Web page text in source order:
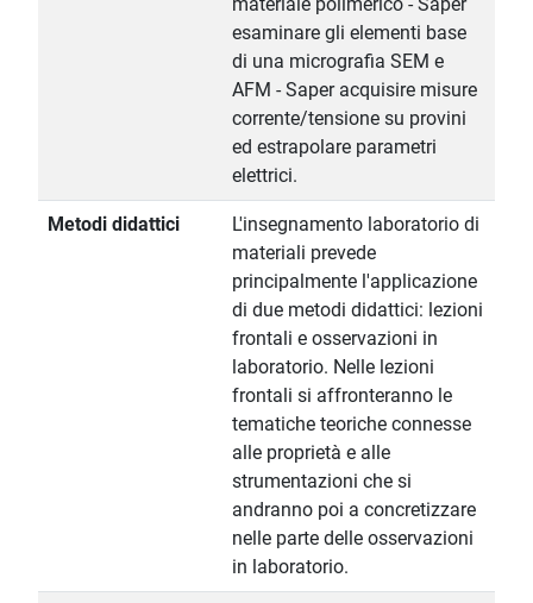
materiale polimerico - Saper
esaminare gli elementi base
di una micrografia SEM e
AFM - Saper acquisire misure
corrente/tensione su provini
ed estrapolare parametri
elettrici.
Metodi didattici
L'insegnamento laboratorio di
materiali prevede
principalmente l'applicazione
di due metodi didattici: lezioni
frontali e osservazioni in
laboratorio. Nelle lezioni
frontali si affronteranno le
tematiche teoriche connesse
alle proprietà e alle
strumentazioni che si
andranno poi a concretizzare
nelle parte delle osservazioni
in laboratorio.